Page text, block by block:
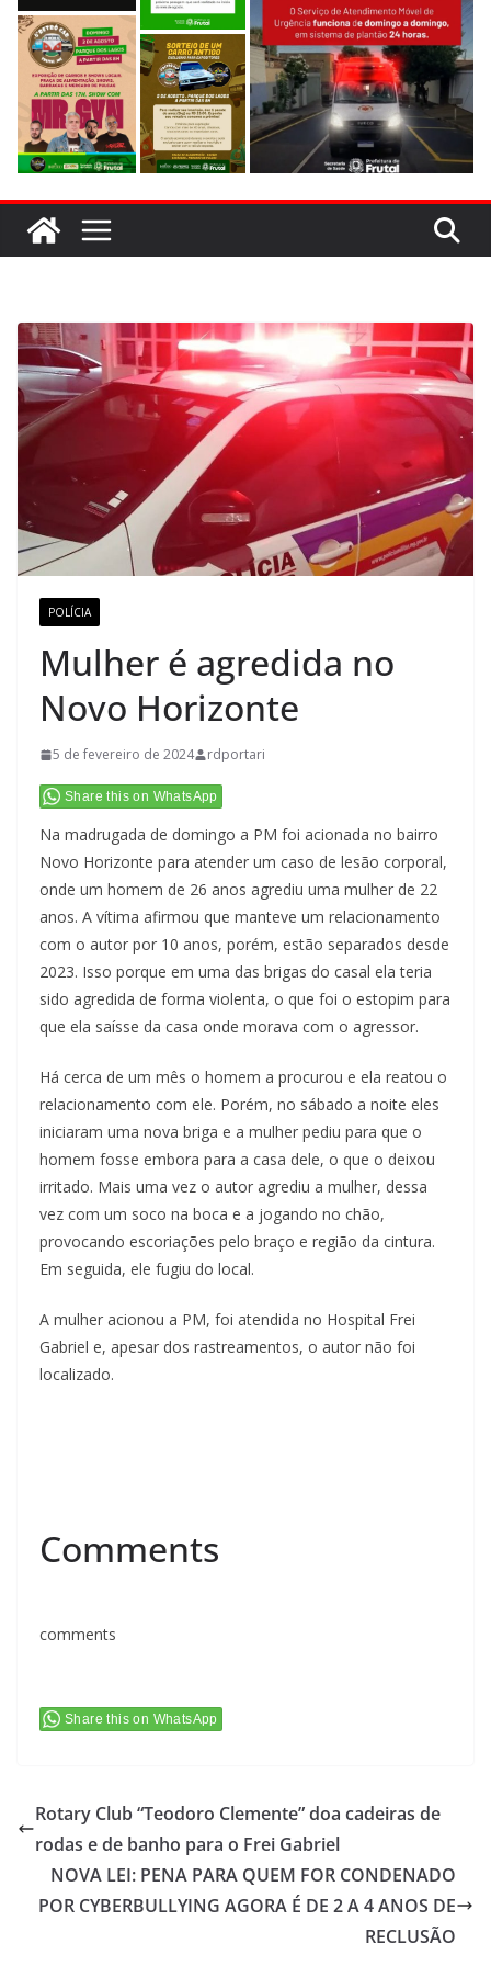
POLÍCIA
Mulher é agredida no
Novo Horizonte
5 de fevereiro de 2024 rdportari
Share this on WhatsApp
Na madrugada de domingo a PM foi acionada no bairro
Novo Horizonte para atender um caso de lesão corporal,
onde um homem de 26 anos agrediu uma mulher de 22
anos. A vítima afirmou que manteve um relacionamento
com o autor por 10 anos, porém, estão separados desde
2023. Isso porque em uma das brigas do casal ela teria
sido agredida de forma violenta, o que foi o estopim para
que ela saísse da casa onde morava com o agressor.
Há cerca de um mês o homem a procurou e ela reatou o
relacionamento com ele. Porém, no sábado a noite eles
iniciaram uma nova briga e a mulher pediu para que o
homem fosse embora para a casa dele, o que o deixou
irritado. Mais uma vez o autor agrediu a mulher, dessa
vez com um soco na boca e a jogando no chão,
provocando escoriações pelo braço e região da cintura.
Em seguida, ele fugiu do local.
A mulher acionou a PM, foi atendida no Hospital Frei
Gabriel e, apesar dos rastreamentos, o autor não foi
localizado.
Comments
comments
Share this on WhatsApp
Rotary Club “Teodoro Clemente” doa cadeiras de
rodas e de banho para o Frei Gabriel
NOVA LEI: PENA PARA QUEM FOR CONDENADO
POR CYBERBULLYING AGORA É DE 2 A 4 ANOS DE
RECLUSÃO